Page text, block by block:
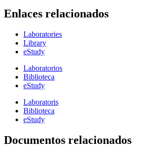
Enlaces relacionados
Laboratories
Library
eStudy
Laboratorios
Biblioteca
eStudy
Laboratoris
Biblioteca
eStudy
Documentos relacionados